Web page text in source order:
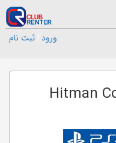
ورود ثبت نام
Hitman